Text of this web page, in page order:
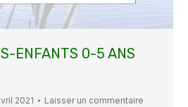
ENFANTS 0-5 ANS
2021 Laisser un commentaire